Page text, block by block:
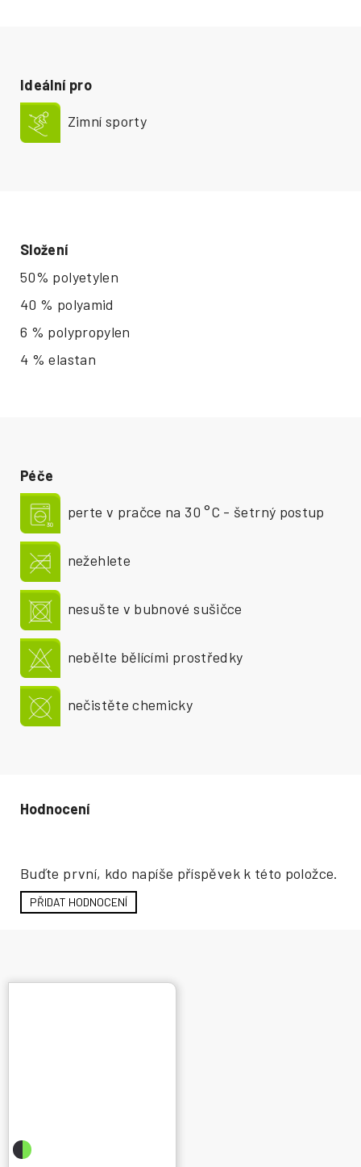
Buďte první, kdo napíše příspěvek k této položce.
PŘIDAT HODNOCENÍ
Péče
perte v pračce na 30 °C - šetrný postup
nežehlete
nesušte v bubnové sušičce
nebělte bělícími prostředky
nečistěte chemicky
Složení
50% polyetylen
40 % polyamid
6 % polypropylen
4 % elastan
Ideální pro
Zimní sporty